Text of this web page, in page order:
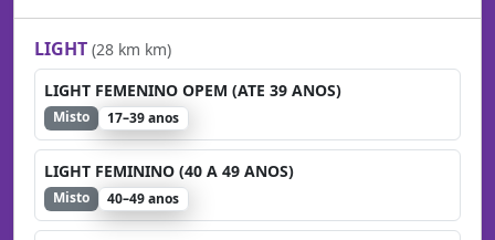
LIGHT (28 km km)
LIGHT FEMENINO OPEM (ATE 39 ANOS)
Misto 17–39 anos
LIGHT FEMININO (40 A 49 ANOS)
Misto 40–49 anos